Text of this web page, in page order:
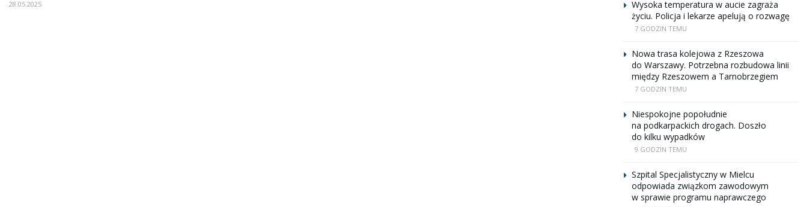
28.05.2025
Wysoka temperatura w aucie zagraża
życiu. Policja i lekarze apelują o rozwagę
7 GODZIN TEMU
Nowa trasa kolejowa z Rzeszowa
do Warszawy. Potrzebna rozbudowa linii
między Rzeszowem a Tarnobrzegiem
7 GODZIN TEMU
Niespokojne popołudnie
na podkarpackich drogach. Doszło
do kilku wypadków
9 GODZIN TEMU
Szpital Specjalistyczny w Mielcu
odpowiada związkom zawodowym
w sprawie programu naprawczego